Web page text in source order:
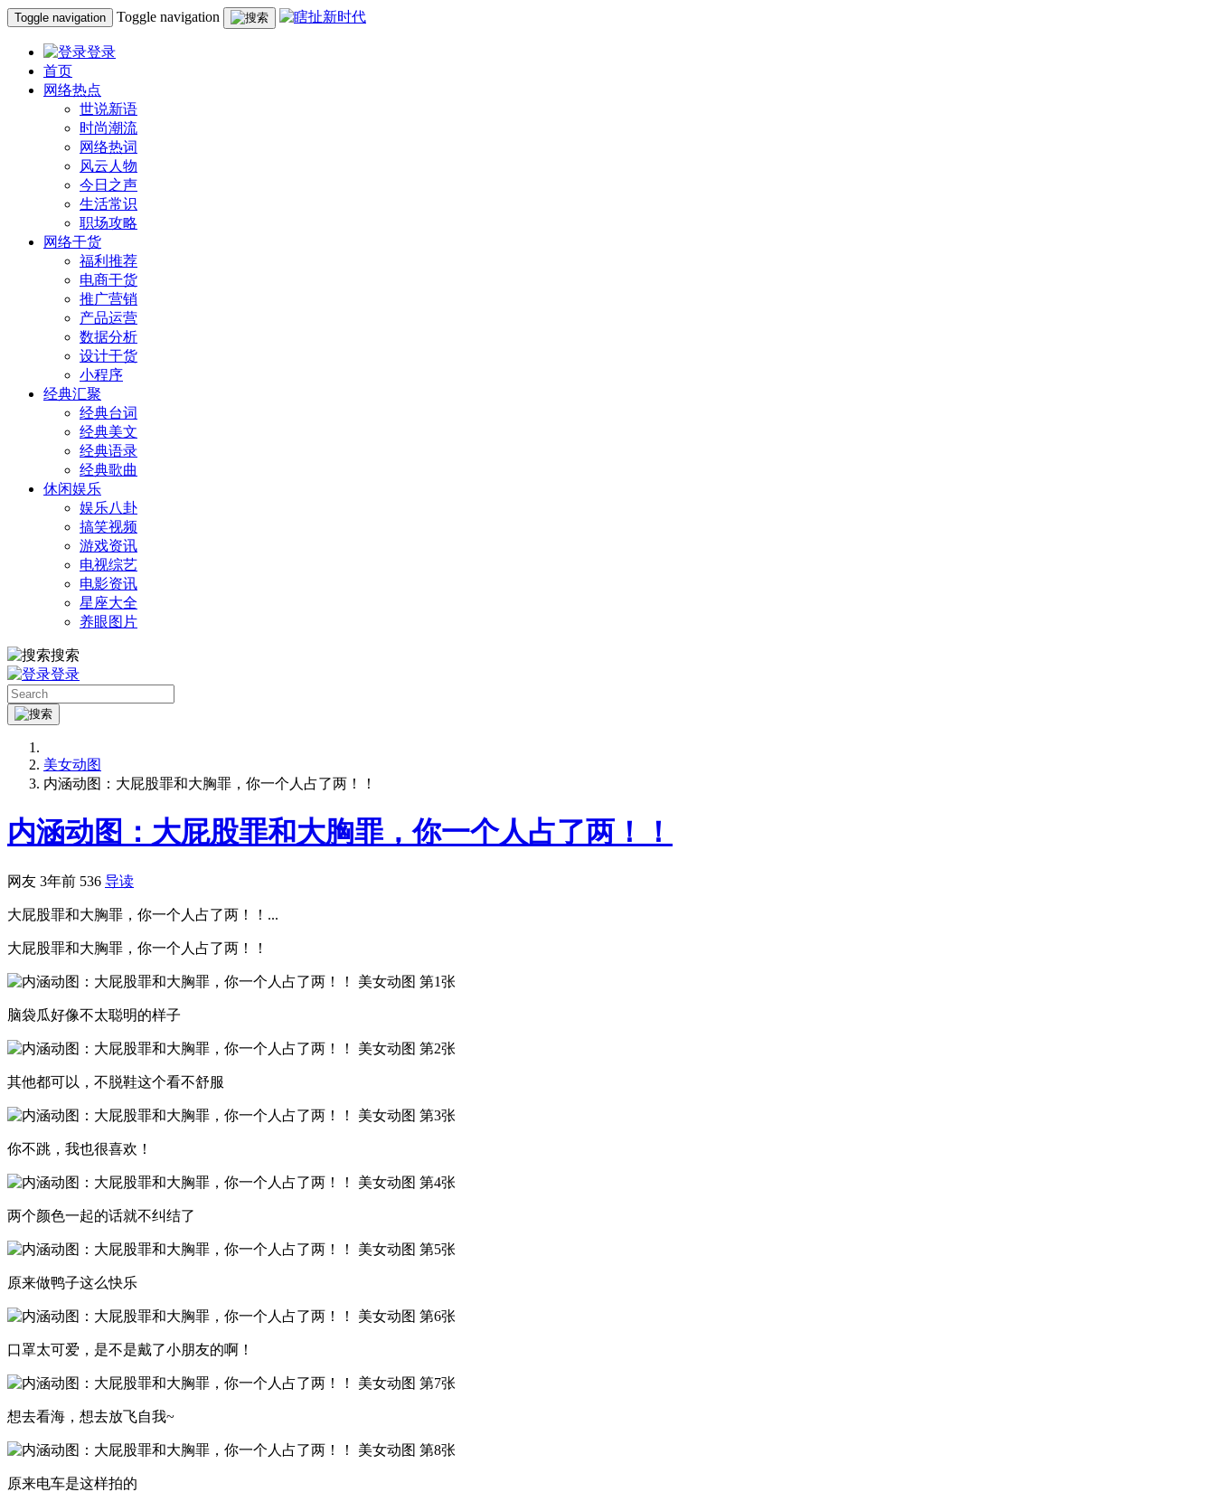
Toggle navigation Toggle navigation
登录
首页
网络热点
世说新语
时尚潮流
网络热词
风云人物
今日之声
生活常识
职场攻略
网络干货
福利推荐
电商干货
推广营销
产品运营
数据分析
设计干货
小程序
经典汇聚
经典台词
经典美文
经典语录
经典歌曲
休闲娱乐
娱乐八卦
搞笑视频
游戏资讯
电视综艺
电影资讯
星座大全
养眼图片
搜索
登录
美女动图
内涵动图：大屁股罪和大胸罪，你一个人占了两！！
内涵动图：大屁股罪和大胸罪，你一个人占了两！！
网友 3年前 536 导读
大屁股罪和大胸罪，你一个人占了两！！...
大屁股罪和大胸罪，你一个人占了两！！
脑袋瓜好像不太聪明的样子
其他都可以，不脱鞋这个看不舒服
你不跳，我也很喜欢！
两个颜色一起的话就不纠结了
原来做鸭子这么快乐
口罩太可爱，是不是戴了小朋友的啊！
想去看海，想去放飞自我~
原来电车是这样拍的